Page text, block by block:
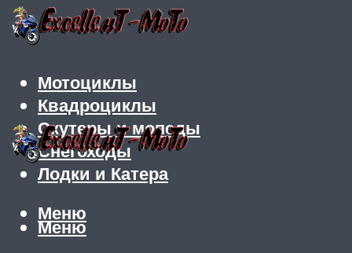
Мотоциклы
Квадроциклы
Скутеры и мопеды
Снегоходы
Лодки и Катера
Меню
Меню